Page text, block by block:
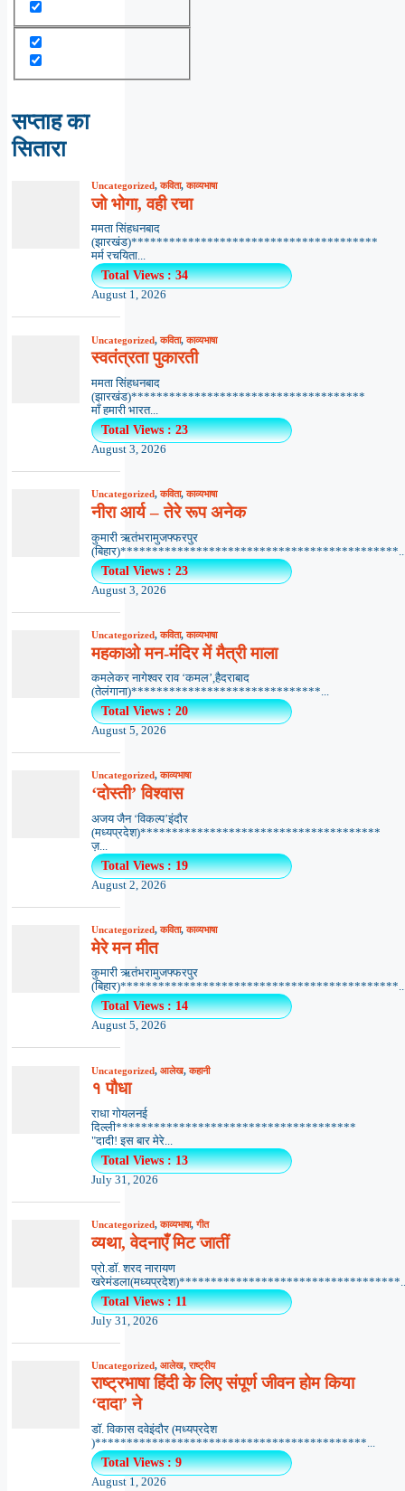
सप्ताह का
सितारा
Uncategorized,कविता,काव्यभाषा
जो भोगा, वही रचा
ममता सिंहधनबाद
(झारखंड)***************************************
मर्म रचयिता...
Total Views : 34
August 1, 2026
Uncategorized,कविता,काव्यभाषा
स्वतंत्रता पुकारती
ममता सिंहधनबाद
(झारखंड)*************************************
माँ हमारी भारत...
Total Views : 23
August 3, 2026
Uncategorized,कविता,काव्यभाषा
नीरा आर्य – तेरे रूप अनेक
कुमारी ऋतंभरामुजफ्फरपुर
Total Views : 23
August 3, 2026
Uncategorized,कविता,काव्यभाषा
महकाओ मन-मंदिर में मैत्री माला
कमलेकर नागेश्वर राव ‘कमल’,हैदराबाद
(तेलंगाना)******************************...
Total Views : 20
August 5, 2026
Uncategorized,काव्यभाषा
‘दोस्ती’ विश्वास
अजय जैन ‘विकल्प’इंदौर
(मध्यप्रदेश)**************************************
ज़...
Total Views : 19
August 2, 2026
Uncategorized,कविता,काव्यभाषा
मेरे मन मीत
कुमारी ऋतंभरामुजफ्फरपुर
Total Views : 14
August 5, 2026
Uncategorized, आलेख,कहानी
१ पौधा
राधा गोयलनई
दिल्ली**************************************
"दादी! इस बार मेरे...
Total Views : 13
July 31, 2026
Uncategorized,काव्यभाषा,गीत
व्यथा, वेदनाएँ मिट जातीं
प्रो.डॉ. शरद नारायण
Total Views : 11
July 31, 2026
Uncategorized, आलेख,राष्ट्रीय
राष्ट्रभाषा हिंदी के लिए संपूर्ण जीवन होम किया
‘दादा’ ने
डॉ. विकास दवेइंदौर (मध्यप्रदेश
)*******************************************...
Total Views : 9
August 1, 2026